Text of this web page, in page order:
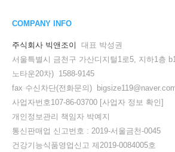
COMPANY INFO
주식회사 빅앤조이
대표 박성권
서울특별시 금천구 가산디지털1로5, 지하1층
노타운20차) 1588-9145
fax 수신차단(전화문의)
사업자번호107-86-03700 [사업자 정보 확인]
개인정보관리 책임자 박예지
통신판매업 신고번호 : 2019-서울금천-0045
건강기능식품영업신고 제2019-0084005호